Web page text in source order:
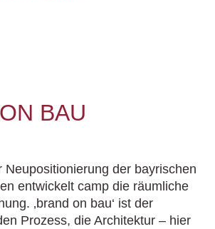
BAU
Neupositionierung der bayrischen
entwickelt camp die räumliche
‚brand on bau‘ ist der
Prozess, die Architektur – hier